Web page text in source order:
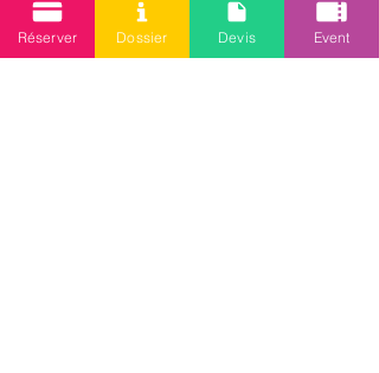
Inscription
Réserver Dossier Devis Event